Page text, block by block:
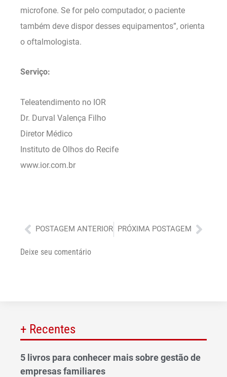
microfone. Se for pelo computador, o paciente
também deve dispor desses equipamentos”, orienta
o oftalmologista.
Serviço:
Teleatendimento no IOR
Dr. Durval Valença Filho
Diretor Médico
Instituto de Olhos do Recife
www.ior.com.br
Anterior
POSTAGEM ANTERIOR PRÓXIMA POSTAGEM
Deixe seu comentário
+ Recentes
5 livros para conhecer mais sobre gestão de
empresas familiares